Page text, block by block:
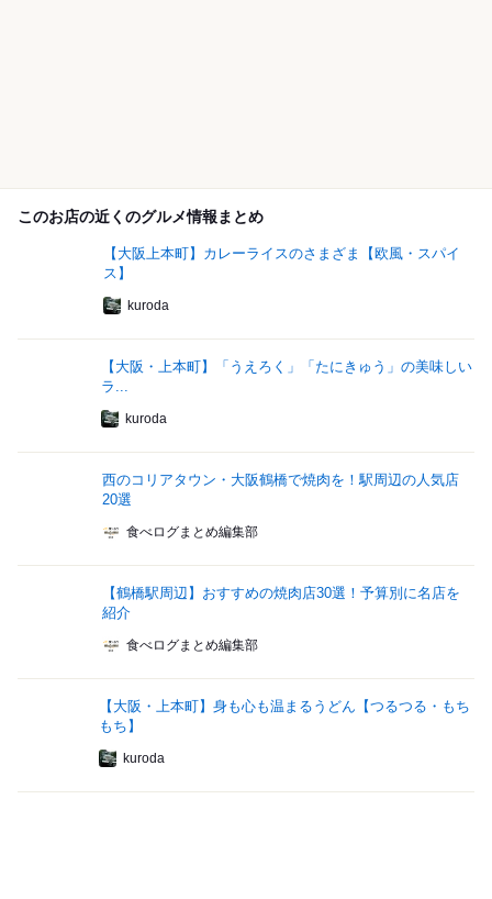
このお店の近くのグルメ情報まとめ
【大阪上本町】カレーライスのさまざま【欧風・スパイ
ス】
kuroda
【大阪・上本町】「うえろく」「たにきゅう」の美味しい
ラ...
kuroda
西のコリアタウン・大阪鶴橋で焼肉を！駅周辺の人気店
20選
食べログまとめ編集部
【鶴橋駅周辺】おすすめの焼肉店30選！予算別に名店を
紹介
食べログまとめ編集部
【大阪・上本町】身も心も温まるうどん【つるつる・もち
もち】
kuroda